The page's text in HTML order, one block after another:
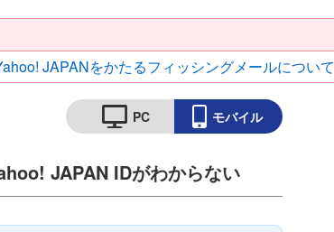
検
索
（
ー
ワ
を
入
JAPANをかたるフィッシングメールについて
PC モバイル
JAPAN IDがわからない